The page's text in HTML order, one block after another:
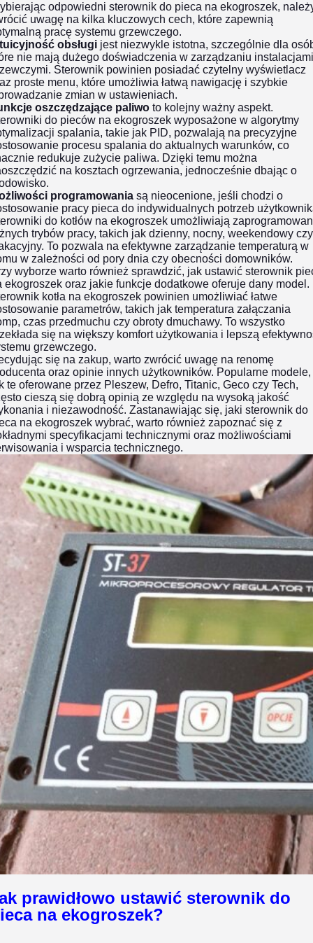
odpowiedni sterownik do pieca na ekogroszek,
uwagę na kilka kluczowych cech, które zapewnią
pracę systemu grzewczego.
obsługi jest niezwykle istotna, szczególnie dla
nie mają dużego doświadczenia w zarządzaniu instalacjami
Sterownik powinien posiadać czytelny wyświetlacz
proste menu, które umożliwia łatwą nawigację i szybkie
zmian w ustawieniach.
oszczędzające paliwo to kolejny ważny aspekt.
do pieców na ekogroszek wyposażone w algorytmy
spalania, takie jak PID, pozwalają na precyzyjne
procesu spalania do aktualnych warunków, co
redukuje zużycie paliwa. Dzięki temu można
na kosztach ogrzewania, jednocześnie dbając o
programowania są nieocenione, jeśli chodzi o
pracy pieca do indywidualnych potrzeb
do kotłów na ekogroszek umożliwiają
trybów pracy, takich jak dzienny, nocny, weekendowy czy
To pozwala na efektywne zarządzanie temperaturą w
w zależności od pory dnia czy obecności domowników.
wyborze warto również sprawdzić, jak ustawić sterownik
ekogroszek oraz jakie funkcje dodatkowe oferuje dany model.
kotła na ekogroszek powinien umożliwiać łatwe
parametrów, takich jak temperatura załączania
czas przedmuchu czy obroty dmuchawy. To wszystko
się na większy komfort użytkowania i lepszą
grzewczego.
się na zakup, warto zwrócić uwagę na renomę
oraz opinie innych użytkowników. Popularne modele,
te oferowane przez Pleszew, Defro, Titanic, Geco czy Tech,
cieszą się dobrą opinią ze względu na wysoką jakość
i niezawodność. Zastanawiając się, jaki sterownik do
na ekogroszek wybrać, warto również zapoznać się z
specyfikacjami technicznymi oraz możliwościami
i wsparcia technicznego.
prawidłowo ustawić sterownik do
na ekogroszek?